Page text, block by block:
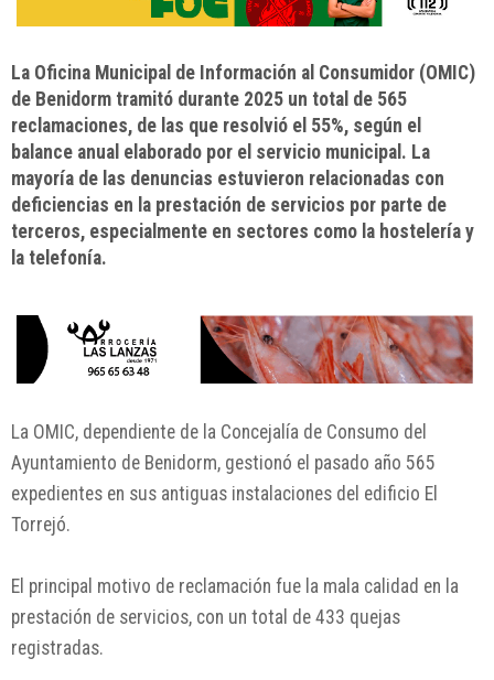
La Oficina Municipal de Información al Consumidor (OMIC)
de Benidorm tramitó durante 2025 un total de 565
reclamaciones, de las que resolvió el 55%, según el
balance anual elaborado por el servicio municipal. La
mayoría de las denuncias estuvieron relacionadas con
deficiencias en la prestación de servicios por parte de
terceros, especialmente en sectores como la hostelería y
la telefonía.
La OMIC, dependiente de la Concejalía de Consumo del
Ayuntamiento de Benidorm, gestionó el pasado año 565
expedientes en sus antiguas instalaciones del edificio El
Torrejó.
El principal motivo de reclamación fue la mala calidad en la
prestación de servicios, con un total de 433 quejas
registradas.